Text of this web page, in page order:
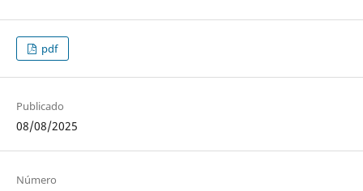
pdf
Publicado
08/08/2025
Número